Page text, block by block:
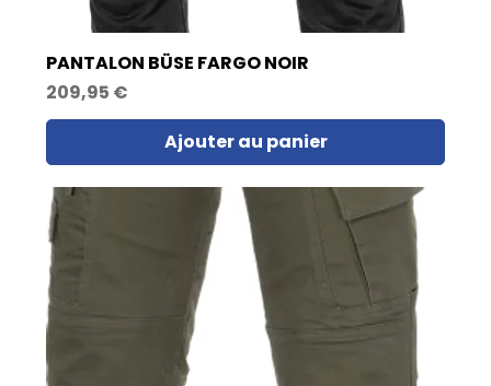
PANTALON BÜSE FARGO NOIR
Prix
209,95 €
Ajouter au panier